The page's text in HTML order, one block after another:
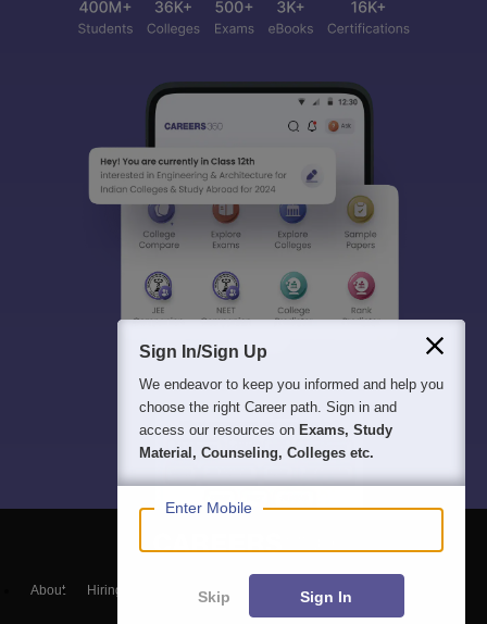
About Hiring Magazine हिंदी न्यूज़
Sign In/Sign Up
We endeavor to keep you informed and help you
choose the right Career path. Sign in and
access our resources on Exams, Study
Material, Counseling, Colleges etc.
Enter Mobile
Skip Sign In